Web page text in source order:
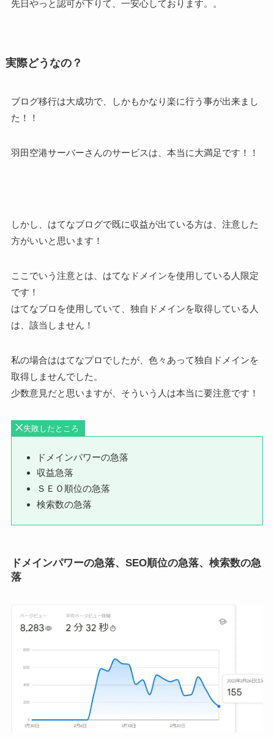
先日やっと認可が下りて、一安心しております。。
実際どうなの？
ブログ移行は大成功で、しかもかなり楽に行う事が出来まし
た！！
羽田空港サーバーさんのサービスは、本当に大満足です！！
しかし、はてなブログで既に収益が出ている方は、注意した
方がいいと思います！
ここでいう注意とは、はてなドメインを使用している人限定
です！
はてなプロを使用していて、独自ドメインを取得している人
は、該当しません！
私の場合ははてなプロでしたが、色々あって独自ドメインを
取得しませんでした。
少数意見だと思いますが、そういう人は本当に要注意です！
失敗したところ
ドメインパワーの急落
収益急落
ＳＥＯ順位の急落
検索数の急落
ドメインパワーの急落、SEO順位の急落、検索数の急
落